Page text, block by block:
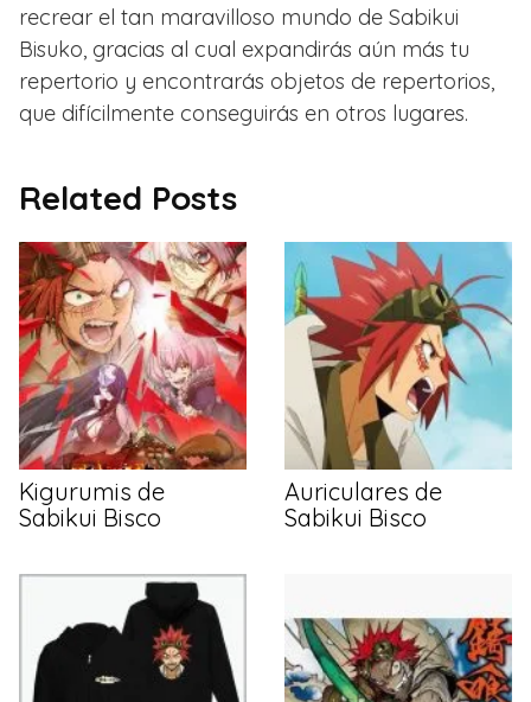
recrear el tan maravilloso mundo de Sabikui
Bisuko, gracias al cual expandirás aún más tu
repertorio y encontrarás objetos de repertorios,
que difícilmente conseguirás en otros lugares.
Related Posts
Kigurumis de
Sabikui Bisco
Auriculares de
Sabikui Bisco